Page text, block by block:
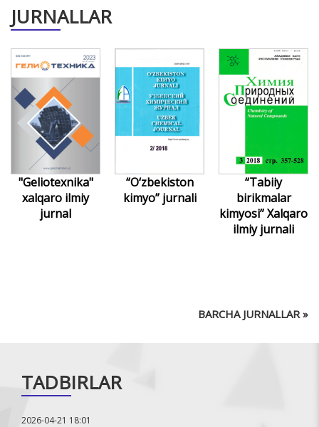
JURNALLAR
"Geliotexnika"
xalqaro ilmiy
jurnal
“O‘zbekiston
kimyo” jurnali
“Tabiiy
birikmalar
kimyosi” Xalqaro
ilmiy jurnali
BARCHA JURNALLAR »
TADBIRLAR
2026-04-21 18:01